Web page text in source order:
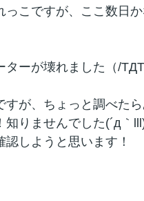
こですが、ここ数日
ターが壊れました（/
が、ちょっと調べた
りませんでした(´д｀
しようと思います！